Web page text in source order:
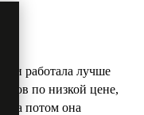
работала лучше
по низкой цене,
а потом она